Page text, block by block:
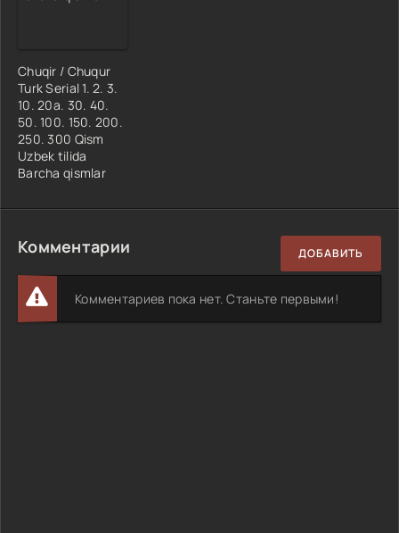
Chuqir / Chuqur
Turk Serial 1. 2. 3.
10. 20a. 30. 40.
50. 100. 150. 200.
250. 300 Qism
Uzbek tilida
Barcha qismlar
Комментарии ДОБАВИТЬ
Комментариев пока нет. Станьте первыми!